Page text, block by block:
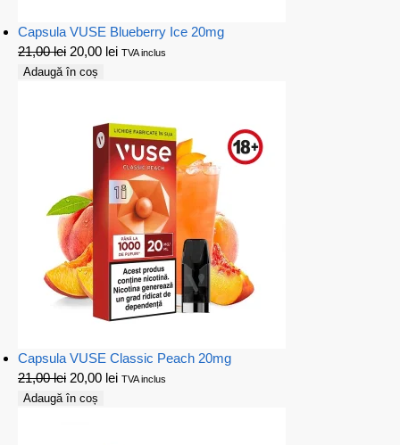
Capsula VUSE Blueberry Ice 20mg
21,00lei 20,00 lei TVA inclus
Adaugă în coș
Capsula VUSE Classic Peach 20mg
21,00lei 20,00 lei TVA inclus
Adaugă în coș